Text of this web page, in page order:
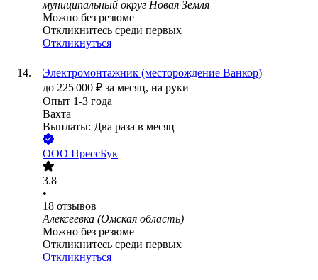
муниципальный округ Новая Земля
Можно без резюме
Откликнитесь среди первых
Откликнуться
Электромонтажник (месторождение Ванкор)
до 225 000 ₽ за месяц, на руки
Опыт 1-3 года
Вахта
Выплаты: Два раза в месяц
ООО ПрессБук
3.8
•
18 отзывов
Алексеевка (Омская область)
Можно без резюме
Откликнитесь среди первых
Откликнуться